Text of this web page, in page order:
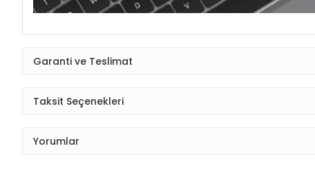
Garanti ve Teslimat
Taksit Seçenekleri
Yorumlar